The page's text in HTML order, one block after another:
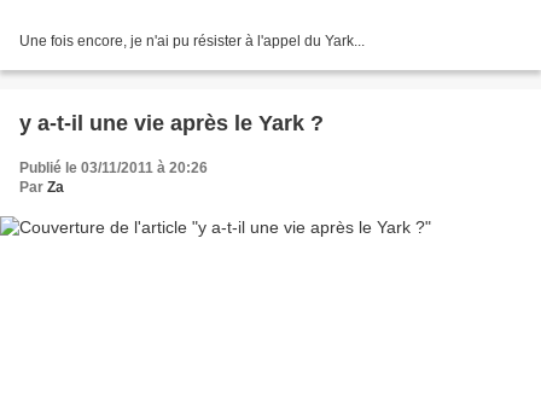
Une fois encore, je n'ai pu résister à l'appel du Yark...
y a-t-il une vie après le Yark ?
Publié le 03/11/2011 à 20:26
Par Za